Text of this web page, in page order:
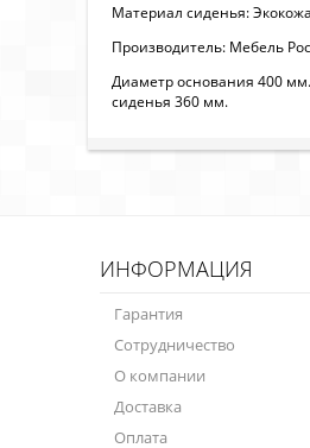
Материал сиденья: Экокожа
Производитель: Мебель
Диаметр основания 400
сиденья 360 мм.
ИНФОРМАЦИЯ
Гарантия
Сотрудничество
О компании
Доставка
Оплата